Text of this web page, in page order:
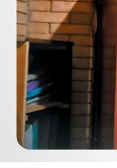
Amor y Odio: ¿Qué es Grandeza?